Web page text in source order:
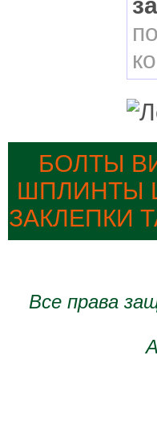
БОЛТЫ
ШПЛИНТЫ
ЗАКЛЕПКИ
Все права